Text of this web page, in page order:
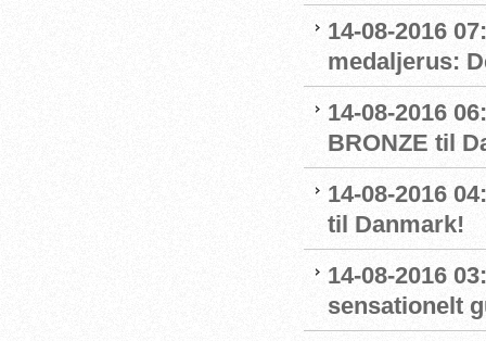
14-08-2016
medaljerus:
14-08-2016
BRONZE til
14-08-2016
til Danmark!
14-08-2016
sensationelt